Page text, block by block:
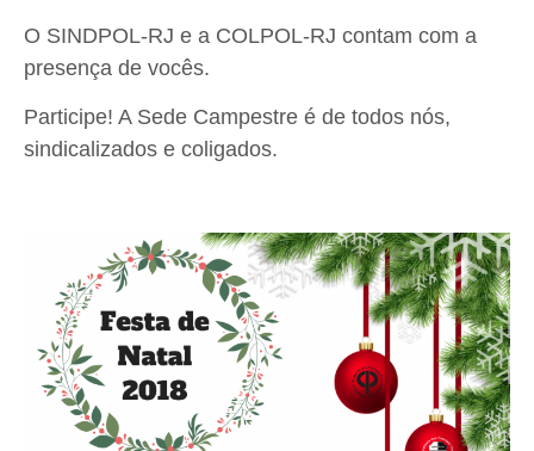
O SINDPOL-RJ e a COLPOL-RJ contam com a
presença de vocês.
Participe! A Sede Campestre é de todos nós,
sindicalizados e coligados.